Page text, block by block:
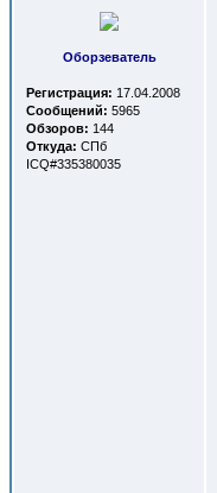
Оборзеватель
Регистрация: 17.04.2008
Сообщений: 5965
Обзоров: 144
Откуда: СПб
ICQ#335380035